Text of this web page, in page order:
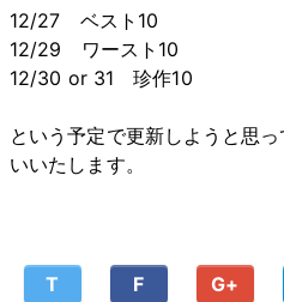
12/27 ベスト10
12/29 ワースト10
12/30 or 31 珍作10
という予定で更新しようと思
いいたします。
T F G+